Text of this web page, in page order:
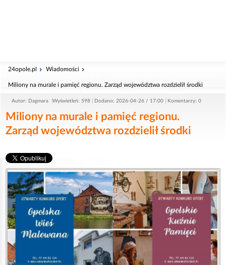
24opole.pl Wiadomości
Miliony na murale i pamięć regionu. Zarząd województwa rozdzielił środki
Autor: Dagmara Wyświetleń: 598 Dodano: 2026-04-26 / 17:00 Komentarzy: 0
Miliony na murale i pamięć regionu.
Zarząd województwa rozdzielił środki